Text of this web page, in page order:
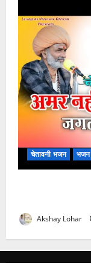
चेतावनी भजन भजन
Akshay Lohar